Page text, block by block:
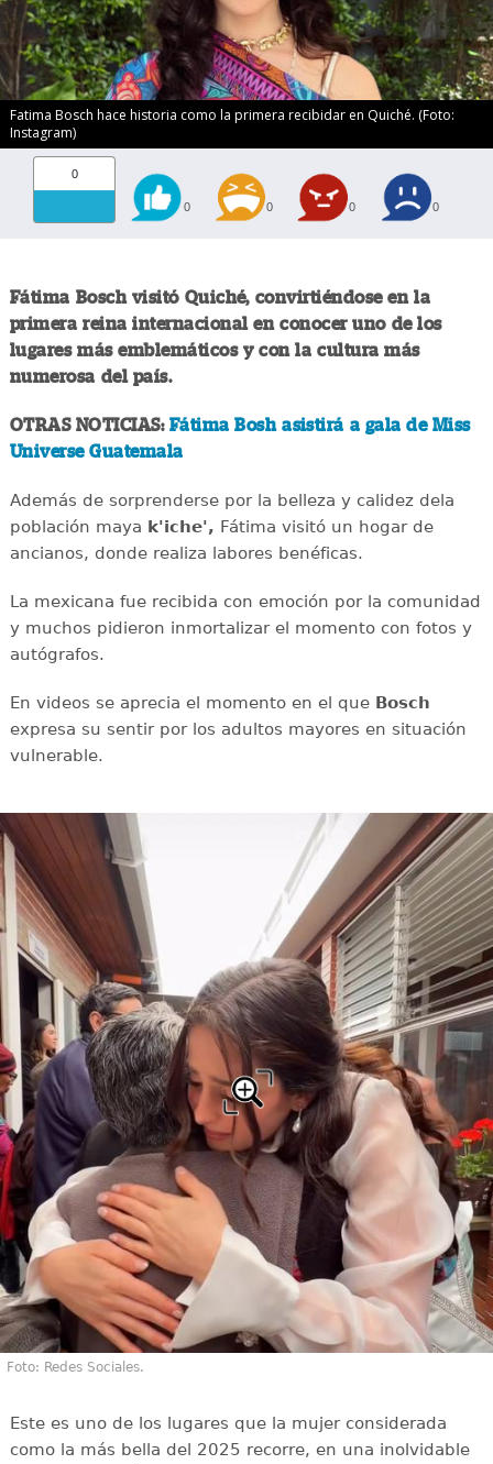
Fatima Bosch hace historia como la primera recibidar en Quiché. (Foto:
Instagram)
0
0 0 0 0
Fátima Bosch visitó Quiché, convirtiéndose en la
primera reina internacional en conocer uno de los
lugares más emblemáticos y con la cultura más
numerosa del país.
OTRAS NOTICIAS: Fátima Bosh asistirá a gala de Miss
Universe Guatemala
Además de sorprenderse por la belleza y calidez dela
población maya k'iche', Fátima visitó un hogar de
ancianos, donde realiza labores benéficas.
La mexicana fue recibida con emoción por la comunidad
y muchos pidieron inmortalizar el momento con fotos y
autógrafos.
En videos se aprecia el momento en el queBosch
expresa su sentir por los adultos mayores en situación
vulnerable.
Foto: Redes Sociales.
Este es uno de los lugares que la mujer considerada
como la más bella del 2025 recorre, en una inolvidable